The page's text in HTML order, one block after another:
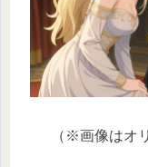
（※画像はオ